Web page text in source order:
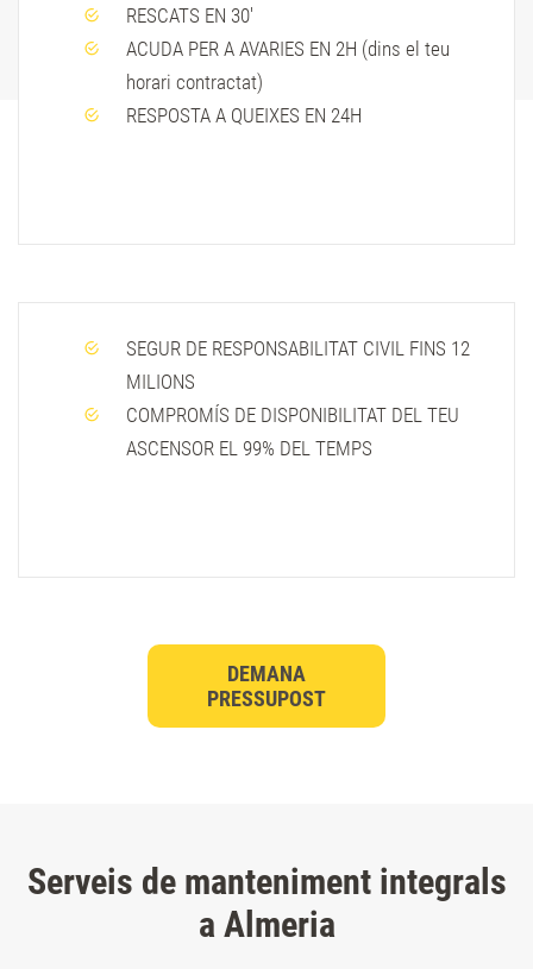
RESCATS EN 30'
ACUDA PER A AVARIES EN 2H (dins el teu
horari contractat)
RESPOSTA A QUEIXES EN 24H
SEGUR DE RESPONSABILITAT CIVIL FINS 12
MILIONS
COMPROMÍS DE DISPONIBILITAT DEL TEU
ASCENSOR EL 99% DEL TEMPS
DEMANA
PRESSUPOST
Serveis de manteniment integrals
a Almeria